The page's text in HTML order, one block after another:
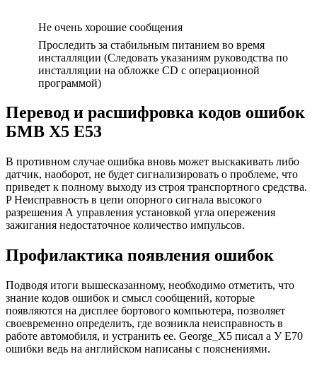
Не очень хорошие сообщения
Проследить за стабильным питанием во время
инсталляции (Следовать указаниям руководства по
инсталляции на обложке CD с операционной
программой)
Перевод и расшифровка кодов ошибок
БМВ Х5 Е53
В противном случае ошибка вновь может выскакивать либо
датчик, наоборот, не будет сигнализировать о проблеме, что
приведет к полному выходу из строя транспортного средства.
P Неисправность в цепи опорного сигнала высокого
разрешения А управления установкой угла опережения
зажигания недостаточное количество импульсов.
Профилактика появления ошибок
Подводя итоги вышесказанному, необходимо отметить, что
знание кодов ошибок и смысл сообщений, которые
появляются на дисплее бортового компьютера, позволяет
своевременно определить, где возникла неисправность в
работе автомобиля, и устранить ее. George_X5 писал а У E70
ошибки ведь на английском написаны с пояснениями.